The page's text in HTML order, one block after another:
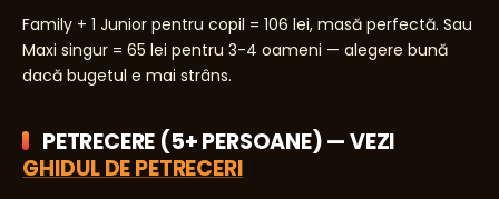
Family + 1 Junior pentru copil = 106 lei, masă perfectă. Sau
Maxi singur = 65 lei pentru 3-4 oameni — alegere bună
dacă bugetul e mai strâns.
PETRECERE (5+ PERSOANE) — VEZI
GHIDUL DE PETRECERI